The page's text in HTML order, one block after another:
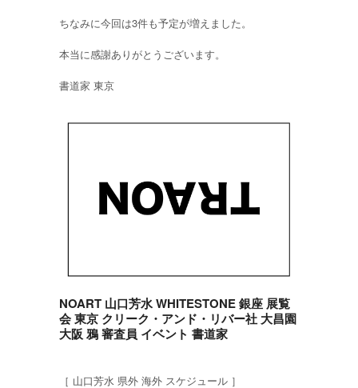
ちなみに今回は3件も予定が増えました。
本当に感謝ありがとうございます。
書道家 東京
NOART 山口芳水 WHITESTONE 銀座 展覧
会 東京 クリーク・アンド・リバー社 大昌園
大阪 鴉 審査員 イベント 書道家
［ 山口芳水 県外 海外 スケジュール ］